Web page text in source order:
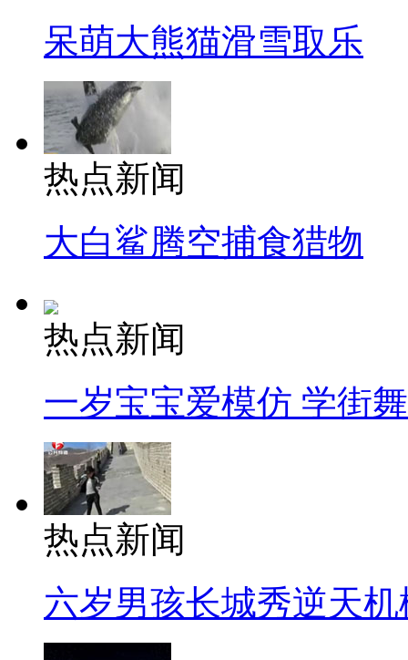
呆萌大熊猫滑雪取乐
热点新闻
大白鲨腾空捕食猎物
热点新闻
一岁宝宝爱模仿 学街
热点新闻
六岁男孩长城秀逆天机